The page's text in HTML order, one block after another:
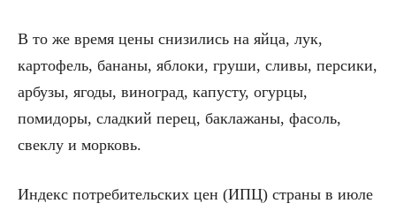
В то же время цены снизились на яйца, лук,
картофель, бананы, яблоки, груши, сливы, персики,
арбузы, ягоды, виноград, капусту, огурцы,
помидоры, сладкий перец, баклажаны, фасоль,
свеклу и морковь.
Индекс потребительских цен (ИПЦ) страны в июле